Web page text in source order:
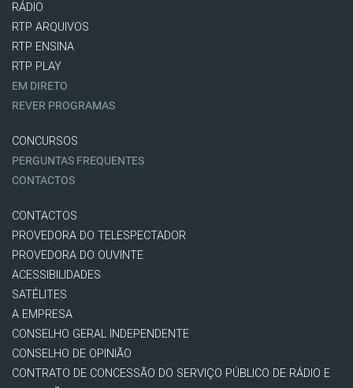
RÁDIO
RTP ARQUIVOS
RTP ENSINA
RTP PLAY
EM DIRETO
REVER PROGRAMAS
CONCURSOS
PERGUNTAS FREQUENTES
CONTACTOS
CONTACTOS
PROVEDORA DO TELESPECTADOR
PROVEDORA DO OUVINTE
ACESSIBILIDADES
SATÉLITES
A EMPRESA
CONSELHO GERAL INDEPENDENTE
CONSELHO DE OPINIÃO
CONTRATO DE CONCESSÃO DO SERVIÇO PÚBLICO DE RÁDIO E